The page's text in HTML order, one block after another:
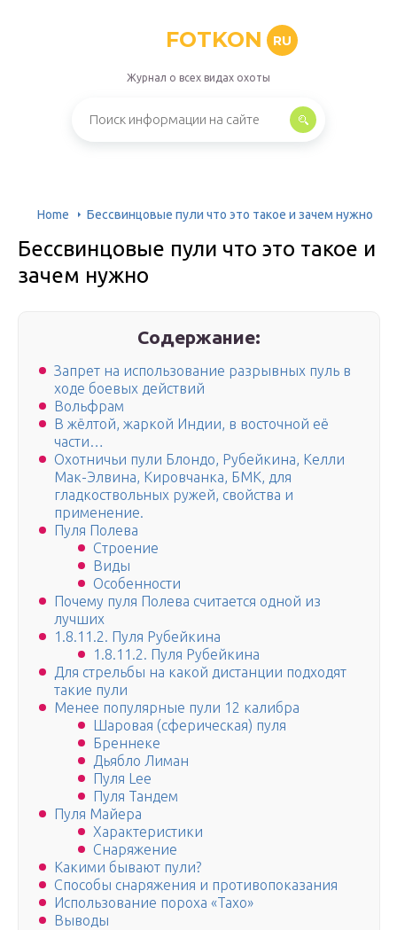
FOTKON RU
Журнал о всех видах охоты
Home Бессвинцовые пули что это такое и зачем нужно
Бессвинцовые пули что это такое и
зачем нужно
Содержание:
Запрет на использование разрывных пуль в
ходе боевых действий
Вольфрам
В жёлтой, жаркой Индии, в восточной её
части…
Охотничьи пули Блондо, Рубейкина, Келли
Мак-Элвина, Кировчанка, БМК, для
гладкоствольных ружей, свойства и
применение.
Пуля Полева
Строение
Виды
Особенности
Почему пуля Полева считается одной из
лучших
1.8.11.2. Пуля Рубейкина
1.8.11.2. Пуля Рубейкина
Для стрельбы на какой дистанции подходят
такие пули
Менее популярные пули 12 калибра
Шаровая (сферическая) пуля
Бреннеке
Дьябло Лиман
Пуля Lee
Пуля Тандем
Пуля Майера
Характеристики
Снаряжение
Какими бывают пули?
Способы снаряжения и противопоказания
Использование пороха «Тахо»
Выводы